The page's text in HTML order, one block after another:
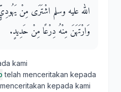
الله عليه وسلم اشْتَرَى مِنْ
وَارْتَهَنَ مِنْهُ دِرْعًا مِنْ حَدِيدٍ‏.‏
kami
telah menceritakan kepada
kepada kami